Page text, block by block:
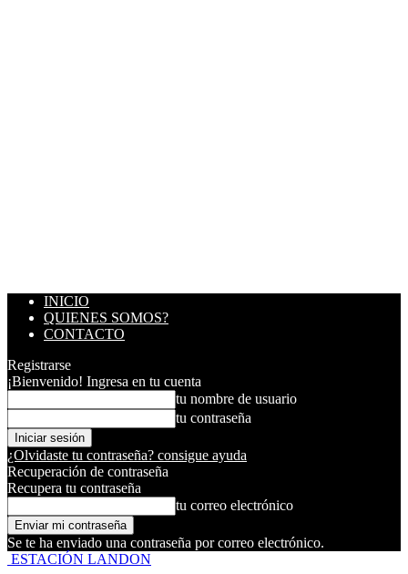
INICIO
QUIENES SOMOS?
CONTACTO
Registrarse
¡Bienvenido! Ingresa en tu cuenta
tu nombre de usuario
tu contraseña
¿Olvidaste tu contraseña? consigue ayuda
Recuperación de contraseña
Recupera tu contraseña
tu correo electrónico
Se te ha enviado una contraseña por correo electrónico.
ESTACIÓN LANDON